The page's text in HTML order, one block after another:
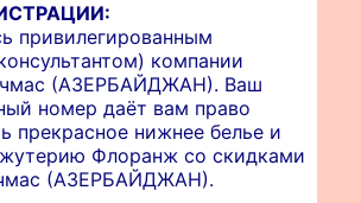
привилегированным
компании
(АЗЕРБАЙДЖАН). Ваш
номер даёт вам право
прекрасное нижнее белье и
Флоранж со скидками
(АЗЕРБАЙДЖАН).